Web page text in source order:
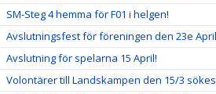
SM-Steg 4 hemma för F01 i helgen!
Avslutningsfest för föreningen den 23e
Avslutning för spelarna 15 April!
Volontärer till Landskampen den 15/3